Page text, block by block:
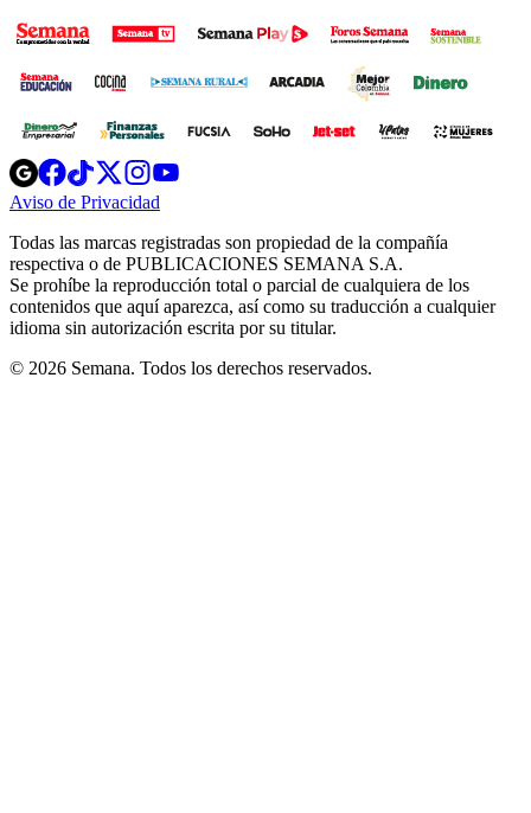
Opens
in
new
Opens
in
new
Opens
in
new
window
Opens
new
windowwindow
Aviso de Privacidad
new
window
Todas las marcas registradas son propiedad de la compañía
respectiva o de PUBLICACIONES SEMANA S.A.
Se prohíbe la reproducción total o parcial de cualquiera de los
contenidos que aquí aparezca, así como su traducción a cualquier
idioma sin autorización escrita por su titular.
© 2026 Semana. Todos los derechos reservados.